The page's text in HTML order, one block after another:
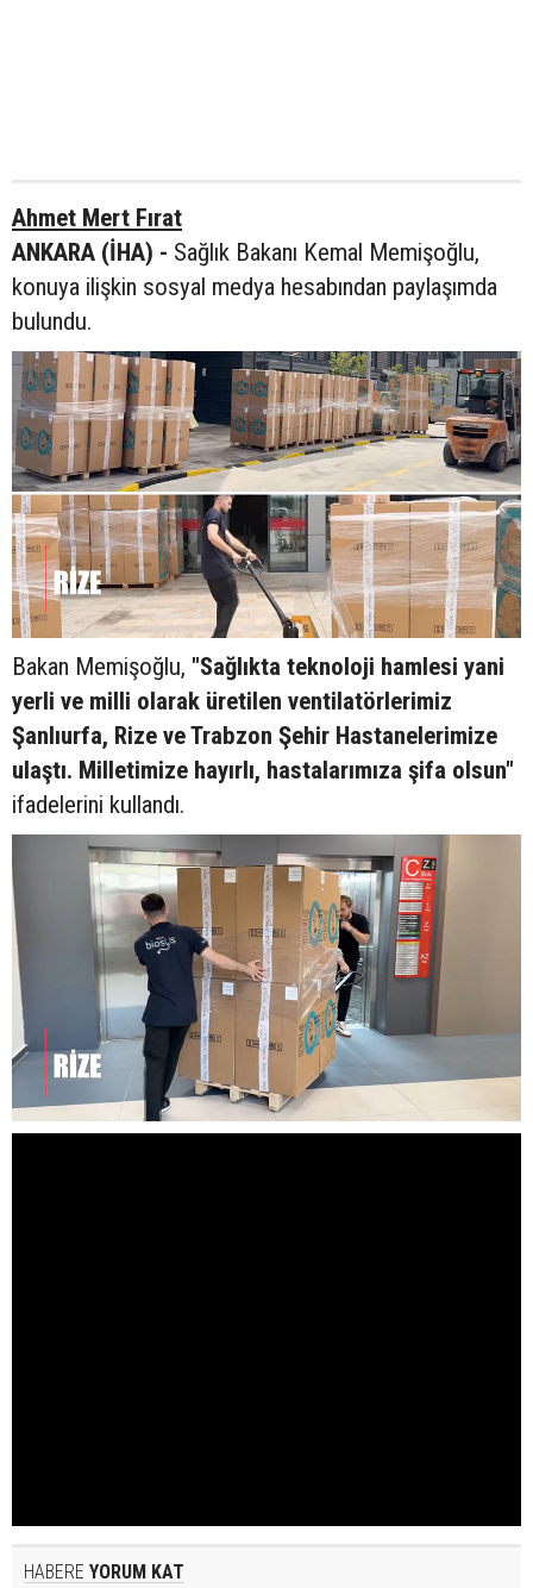
Ahmet Mert Fırat
ANKARA (İHA) - Sağlık Bakanı Kemal Memişoğlu,
konuya ilişkin sosyal medya hesabından paylaşımda
bulundu.
Bakan Memişoğlu, "Sağlıkta teknoloji hamlesi yani
yerli ve milli olarak üretilen ventilatörlerimiz
Şanlıurfa, Rize ve Trabzon Şehir Hastanelerimize
ulaştı. Milletimize hayırlı, hastalarımıza şifa olsun"
ifadelerini kullandı.
HABERE YORUM KAT